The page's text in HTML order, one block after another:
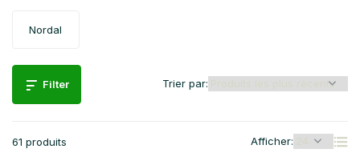
Nordal
Filter
61 produits Afficher:
Trier par: